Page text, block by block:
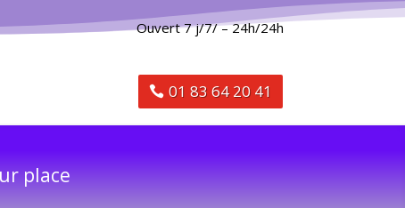
Ouvert 7 j/7/ – 24h/24h
01 83 64 20 41
place